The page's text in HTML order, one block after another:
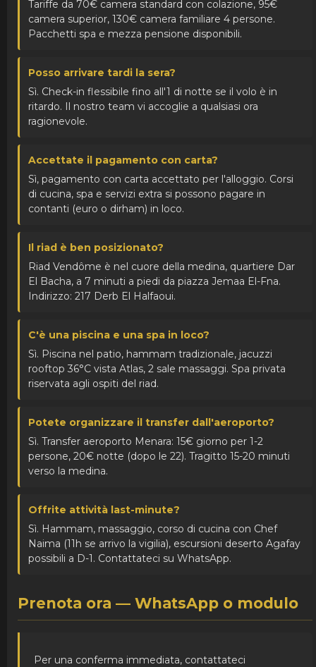
Tariffe da 70€ camera standard con colazione, 95€
camera superior, 130€ camera familiare 4 persone.
Pacchetti spa e mezza pensione disponibili.
Posso arrivare tardi la sera?
Sì. Check-in flessibile fino all'1 di notte se il volo è in
ritardo. Il nostro team vi accoglie a qualsiasi ora
ragionevole.
Accettate il pagamento con carta?
Sì, pagamento con carta accettato per l'alloggio. Corsi
di cucina, spa e servizi extra si possono pagare in
contanti (euro o dirham) in loco.
Il riad è ben posizionato?
Riad Vendôme è nel cuore della medina, quartiere Dar
El Bacha, a 7 minuti a piedi da piazza Jemaa El-Fna.
Indirizzo: 217 Derb El Halfaoui.
C'è una piscina e una spa in loco?
Sì. Piscina nel patio, hammam tradizionale, jacuzzi
rooftop 36°C vista Atlas, 2 sale massaggi. Spa privata
riservata agli ospiti del riad.
Potete organizzare il transfer dall'aeroporto?
Sì. Transfer aeroporto Menara: 15€ giorno per 1-2
persone, 20€ notte (dopo le 22). Tragitto 15-20 minuti
verso la medina.
Offrite attività last-minute?
Sì. Hammam, massaggio, corso di cucina con Chef
Naima (11h se arrivo la vigilia), escursioni deserto Agafay
possibili a D-1. Contattateci su WhatsApp.
Prenota ora — WhatsApp o modulo
Per una conferma immediata, contattateci